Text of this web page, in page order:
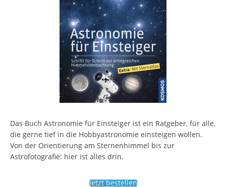
Das Buch Astronomie für Einsteiger ist ein Ratgeber, für alle,
die gerne tief in die Hobbyastronomie einsteigen wollen.
Von der Orientierung am Sternenhimmel bis zur
Astrofotografie: hier ist alles drin.
Jetzt bestellen